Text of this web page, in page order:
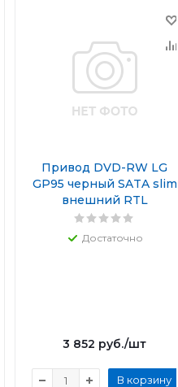
Привод DVD-RW LG
GP95 черный SATA slim
внешний RTL
Достаточно
3 852 руб./шт
В корзину